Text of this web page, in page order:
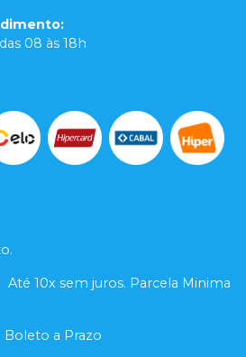
:
08 às 18h
Até 10x sem juros. Parcela Minima
Boleto a Prazo